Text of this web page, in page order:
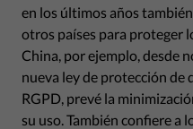
en los últimos años
otros países para proteger
China, por ejemplo, desde
nueva ley de protección de
RGPD, prevé la
su uso. También confiere a